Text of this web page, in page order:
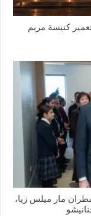
كنيسة مريم
مار ميلس زيا،